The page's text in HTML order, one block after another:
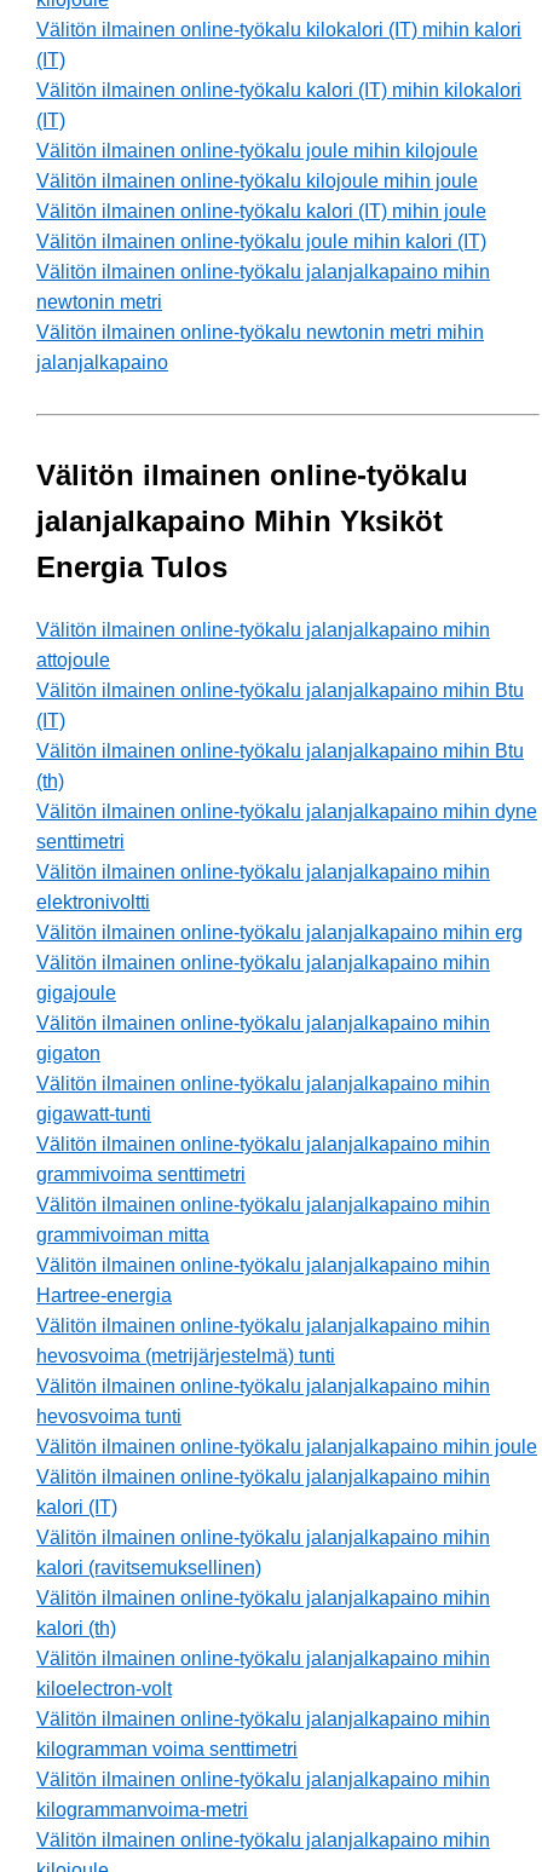
Välitön ilmainen online-työkalu kilokalori (IT) mihin kalori
(IT)
Välitön ilmainen online-työkalu kalori (IT) mihin kilokalori
(IT)
Välitön ilmainen online-työkalu joule mihin kilojoule
Välitön ilmainen online-työkalu kilojoule mihin joule
Välitön ilmainen online-työkalu kalori (IT) mihin joule
Välitön ilmainen online-työkalu joule mihin kalori (IT)
Välitön ilmainen online-työkalu jalanjalkapaino mihin
newtonin metri
Välitön ilmainen online-työkalu newtonin metri mihin
jalanjalkapaino
Välitön ilmainen online-työkalu
jalanjalkapaino Mihin Yksiköt
Energia Tulos
Välitön ilmainen online-työkalu jalanjalkapaino mihin
attojoule
Välitön ilmainen online-työkalu jalanjalkapaino mihin Btu
(IT)
Välitön ilmainen online-työkalu jalanjalkapaino mihin Btu
(th)
Välitön ilmainen online-työkalu jalanjalkapaino mihin dyne
senttimetri
Välitön ilmainen online-työkalu jalanjalkapaino mihin
elektronivoltti
Välitön ilmainen online-työkalu jalanjalkapaino mihin erg
Välitön ilmainen online-työkalu jalanjalkapaino mihin
gigajoule
Välitön ilmainen online-työkalu jalanjalkapaino mihin
gigaton
Välitön ilmainen online-työkalu jalanjalkapaino mihin
gigawatt-tunti
Välitön ilmainen online-työkalu jalanjalkapaino mihin
grammivoima senttimetri
Välitön ilmainen online-työkalu jalanjalkapaino mihin
grammivoiman mitta
Välitön ilmainen online-työkalu jalanjalkapaino mihin
Hartree-energia
Välitön ilmainen online-työkalu jalanjalkapaino mihin
hevosvoima (metrijärjestelmä) tunti
Välitön ilmainen online-työkalu jalanjalkapaino mihin
hevosvoima tunti
Välitön ilmainen online-työkalu jalanjalkapaino mihin joule
Välitön ilmainen online-työkalu jalanjalkapaino mihin
kalori (IT)
Välitön ilmainen online-työkalu jalanjalkapaino mihin
kalori (ravitsemuksellinen)
Välitön ilmainen online-työkalu jalanjalkapaino mihin
kalori (th)
Välitön ilmainen online-työkalu jalanjalkapaino mihin
kiloelectron-volt
Välitön ilmainen online-työkalu jalanjalkapaino mihin
kilogramman voima senttimetri
Välitön ilmainen online-työkalu jalanjalkapaino mihin
kilogrammanvoima-metri
Välitön ilmainen online-työkalu jalanjalkapaino mihin